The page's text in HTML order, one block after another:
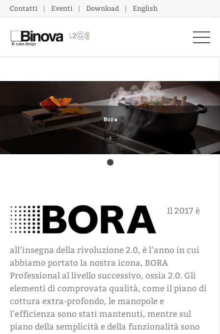
Contatti Eventi Download English
Bora
+
Il 2017 è
all’insegna della rivoluzione 2.0, è l’anno in cui
abbiamo portato la nostra icona, BORA
Professional al livello successivo, ossia 2.0. Gli
elementi di comprovata qualità, come il piano di
cottura extra-profondo, le manopole e
l’efficienza sono stati mantenuti, mentre sul
piano della semplicità e della funzionalità sono